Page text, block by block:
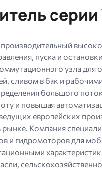
серии
пуска и
узла для
сливом в бак и
большого
и повышая
европейских
Компания
и гидромоторов для